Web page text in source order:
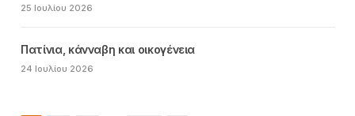
25 Ιουλίου 2026
Πατίνια, κάνναβη και οικογένεια
24 Ιουλίου 2026